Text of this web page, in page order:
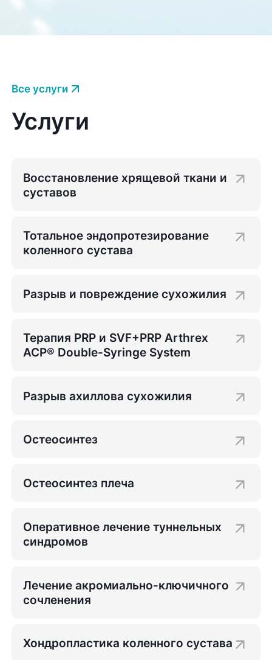
Все услуги
Услуги
Восстановление хрящевой ткани и
суставов
Тотальное эндопротезирование
коленного сустава
Разрыв и повреждение сухожилия
Терапия PRP и SVF+PRP Arthrex
ACP® Double-Syringe System
Разрыв ахиллова сухожилия
Остеосинтез
Остеосинтез плеча
Оперативное лечение туннельных
синдромов
Лечение акромиально-ключичного
сочленения
Хондропластика коленного сустава